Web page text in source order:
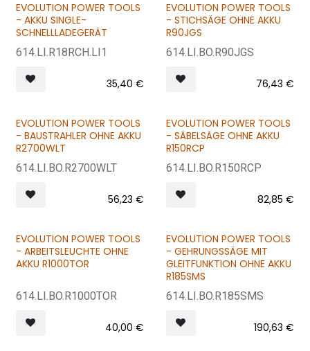
EVOLUTION POWER TOOLS
- AKKU SINGLE-
SCHNELLLADEGERÄT
614.LI.R18RCH.LI1
35,40 €
EVOLUTION POWER TOOLS
- STICHSÄGE OHNE AKKU
R90JGS
614.LI.BO.R90JGS
76,43 €
EVOLUTION POWER TOOLS
- BAUSTRAHLER OHNE AKKU
R2700WLT
614.LI.BO.R2700WLT
56,23 €
EVOLUTION POWER TOOLS
- SÄBELSÄGE OHNE AKKU
R150RCP
614.LI.BO.R150RCP
82,85 €
EVOLUTION POWER TOOLS
- ARBEITSLEUCHTE OHNE
AKKU R1000TOR
614.LI.BO.R1000TOR
40,00 €
EVOLUTION POWER TOOLS
- GEHRUNGSSÄGE MIT
GLEITFUNKTION OHNE AKKU
R185SMS
614.LI.BO.R185SMS
190,63 €